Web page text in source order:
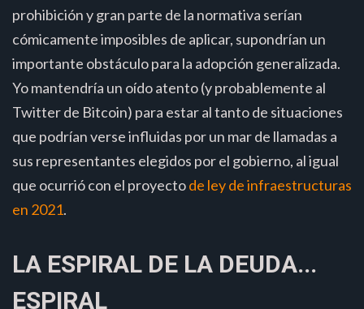
prohibición y gran parte de la normativa serían
cómicamente imposibles de aplicar, supondrían un
importante obstáculo para la adopción generalizada.
Yo mantendría un oído atento (y probablemente al
Twitter de Bitcoin) para estar al tanto de situaciones
que podrían verse influidas por un mar de llamadas a
sus representantes elegidos por el gobierno, al igual
que ocurrió con el proyectode ley de infraestructuras
en 2021.
LA ESPIRAL DE LA DEUDA...
ESPIRAL